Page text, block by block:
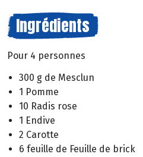
Ingrédients
Pour 4 personnes
300 g de Mesclun
1 Pomme
10 Radis rose
1 Endive
2 Carotte
6 feuille de Feuille de brick